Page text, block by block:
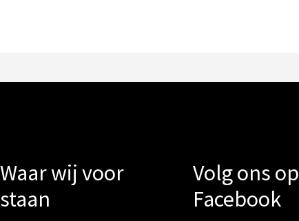
Waar wij voor
staan
Volg ons op
Facebook